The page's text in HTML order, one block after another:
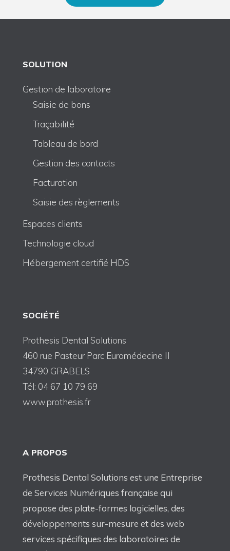
SOLUTION
Gestion de laboratoire
Saisie de bons
Traçabilité
Tableau de bord
Gestion des contacts
Facturation
Saisie des règlements
Espaces clients
Technologie cloud
Hébergement certifié HDS
SOCIÉTÉ
Prothesis Dental Solutions
460 rue Pasteur Parc Euromédecine II
34790 GRABELS
Tél: 04 67 10 79 69
www.prothesis.fr
A PROPOS
Prothesis Dental Solutions est une Entreprise
de Services Numériques française qui
propose des plate-formes logicielles, des
développements sur-mesure et des web
services spécifiques des laboratoires de